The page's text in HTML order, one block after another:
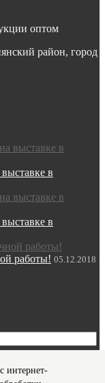
оптом
район, город
в
в
работы! 05.12.2018
данных
интернет-